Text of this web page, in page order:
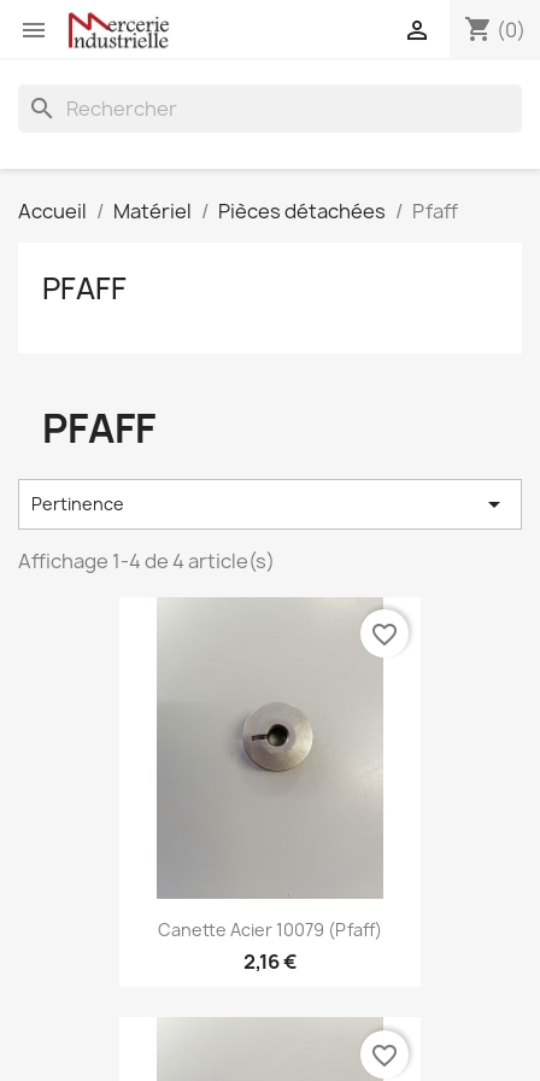
 shopping_cart (0)

search
Accueil Matériel Pièces détachées Pfaff
PFAFF
PFAFF
Pertinence 
Affichage 1-4 de 4 article(s)
Canette Acier 10079 (Pfaff)
2,16 €
favorite_border
favorite_border